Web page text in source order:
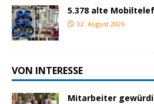
5.378 alte
02. August 2026
VON INTERESSE
Mitarbeiter